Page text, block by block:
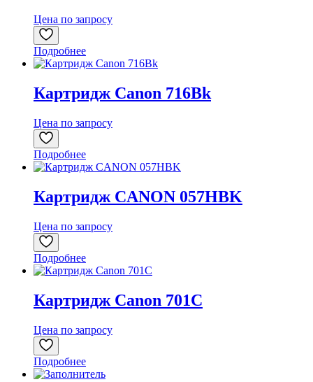
Цена по запросу
Подробнее
Картридж Canon 716Bk
Цена по запросу
Подробнее
Картридж CANON 057HBK
Цена по запросу
Подробнее
Картридж Canon 701C
Цена по запросу
Подробнее